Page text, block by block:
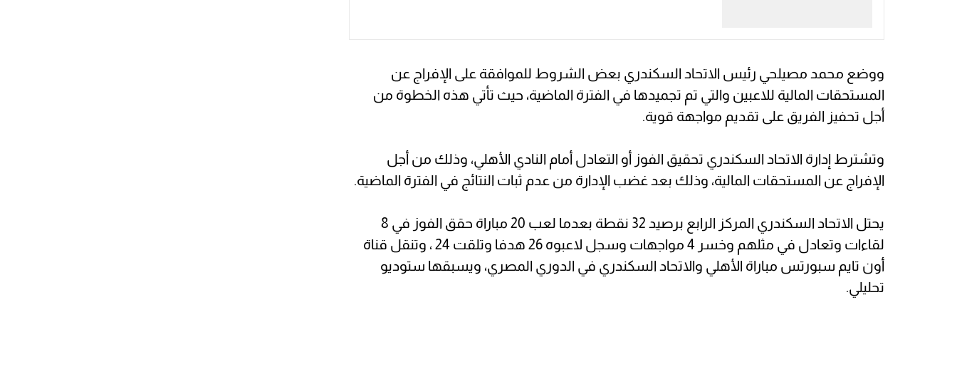
ووضع محمد مصيلحي رئيس الاتحاد السكندري بعض الشروط للموافقة على الإفراج عن
المستحقات المالية للاعبين والتي تم تجميدها في الفترة الماضية، حيث تأتي هذه الخطوة من
أجل تحفيز الفريق على تقديم مواجهة قوية.
وتشترط إدارة الاتحاد السكندري تحقيق الفوز أو التعادل أمام النادي الأهلي، وذلك من أجل
الإفراج عن المستحقات المالية، وذلك بعد غضب الإدارة من عدم ثبات النتائج في الفترة الماضية.
يحتل الاتحاد السكندري المركز الرابع برصيد 32 نقطة بعدما لعب 20 مباراة حقق الفوز في 8
لقاءات وتعادل في مثلهم وخسر 4 مواجهات وسجل لاعبوه 26 هدفا وتلقت 24 ، وتنقل قناة
أون تايم سبورتس مباراة الأهلي والاتحاد السكندري في الدوري المصري، ويسبقها ستوديو
تحليلي.